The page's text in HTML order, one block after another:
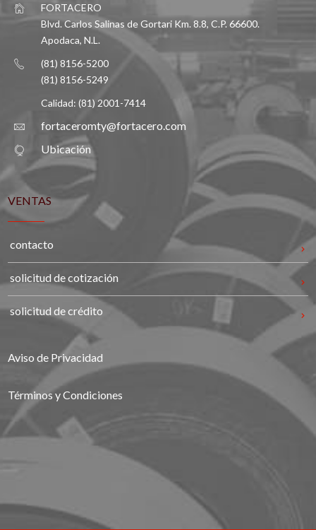
FORTACERO
Blvd. Carlos Salinas de Gortari Km. 8.8, C.P. 66600.
Apodaca, N.L.
(81) 8156-5200
(81) 8156-5249
Calidad: (81) 2001-7414
fortaceromty@fortacero.com
Ubicación
VENTAS
contacto
solicitud de cotización
solicitud de crédito
Aviso de Privacidad
Términos y Condiciones